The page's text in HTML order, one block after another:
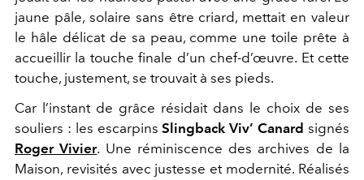
jaune pâle, solaire sans être criard, mettait en valeur
le hâle délicat de sa peau, comme une toile prête à
accueillir la touche finale d’un chef-d’œuvre. Et cette
touche, justement, se trouvait à ses pieds.
Car l’instant de grâce résidait dans le choix de ses
souliers : les escarpinsSlingback Viv’ Canard signés
Roger Vivier. Une réminiscence des archives de la
Maison, revisités avec justesse et modernité. Réalisés